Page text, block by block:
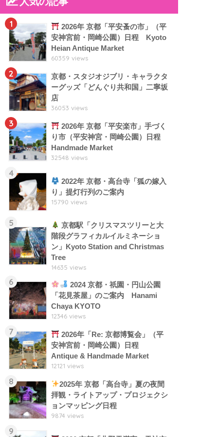
1
2026年 京都「平安蚤の市」（平
安神宮前・岡崎公園）日程 Kyoto
Heian Antique Market
60359 views
2
京都・スタジオジブリ・キャラクタ
ーグッズ「どんぐり共和国」二寧坂
店
36053 views
3
2026年 京都「平安楽市」手づく
り市（平安神宮・岡崎公園）日程
Handmade Market
32548 views
4
2022年 京都・高台寺「狐の嫁入
り」提灯行列のご案内
15790 views
5
京都駅「クリスマスツリーと大
階段グラフィカルイルミネーショ
ン」Kyoto Station and Christmas
Tree
14635 views
6
2024 京都・祇園・円山公園
「花見茶屋」のご案内 Hanami
Chaya KYOTO
12346 views
7
2026年「Re: 京都博覧会」（平
安神宮前・岡崎公園）日程
Antique & Handmade Market
12121 views
8
2025年 京都「高台寺」夏の夜間
拝観・ライトアップ・プロジェクシ
ョンマッピング日程
9874 views
9